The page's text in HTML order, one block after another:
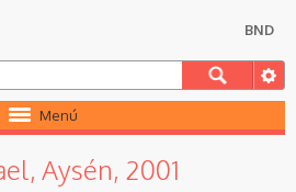
BND
Menú
Aysén, 2001